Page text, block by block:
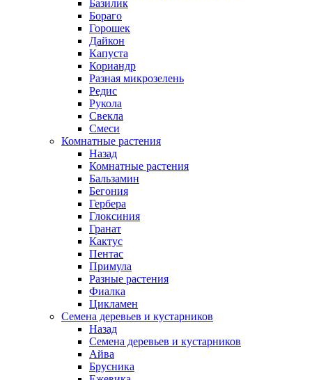
Базилик
Бораго
Горошек
Дайкон
Капуста
Кориандр
Разная микрозелень
Редис
Рукола
Свекла
Смеси
Комнатные растения
Назад
Комнатные растения
Бальзамин
Бегония
Гербера
Глоксиния
Гранат
Кактус
Пентас
Примула
Разные растения
Фиалка
Цикламен
Семена деревьев и кустарников
Назад
Семена деревьев и кустарников
Айва
Брусника